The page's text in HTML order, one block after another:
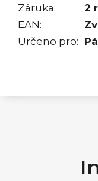
Záruka:
2
EAN:
Určeno pro: